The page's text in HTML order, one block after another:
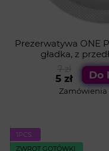
Prezerwatywa ONE
gładka, z
7 zł
5 zł Do
Zamówienia
1PСS.
ZWROT GOTÓWKI